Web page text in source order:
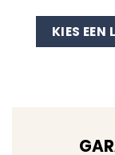
KIES EEN